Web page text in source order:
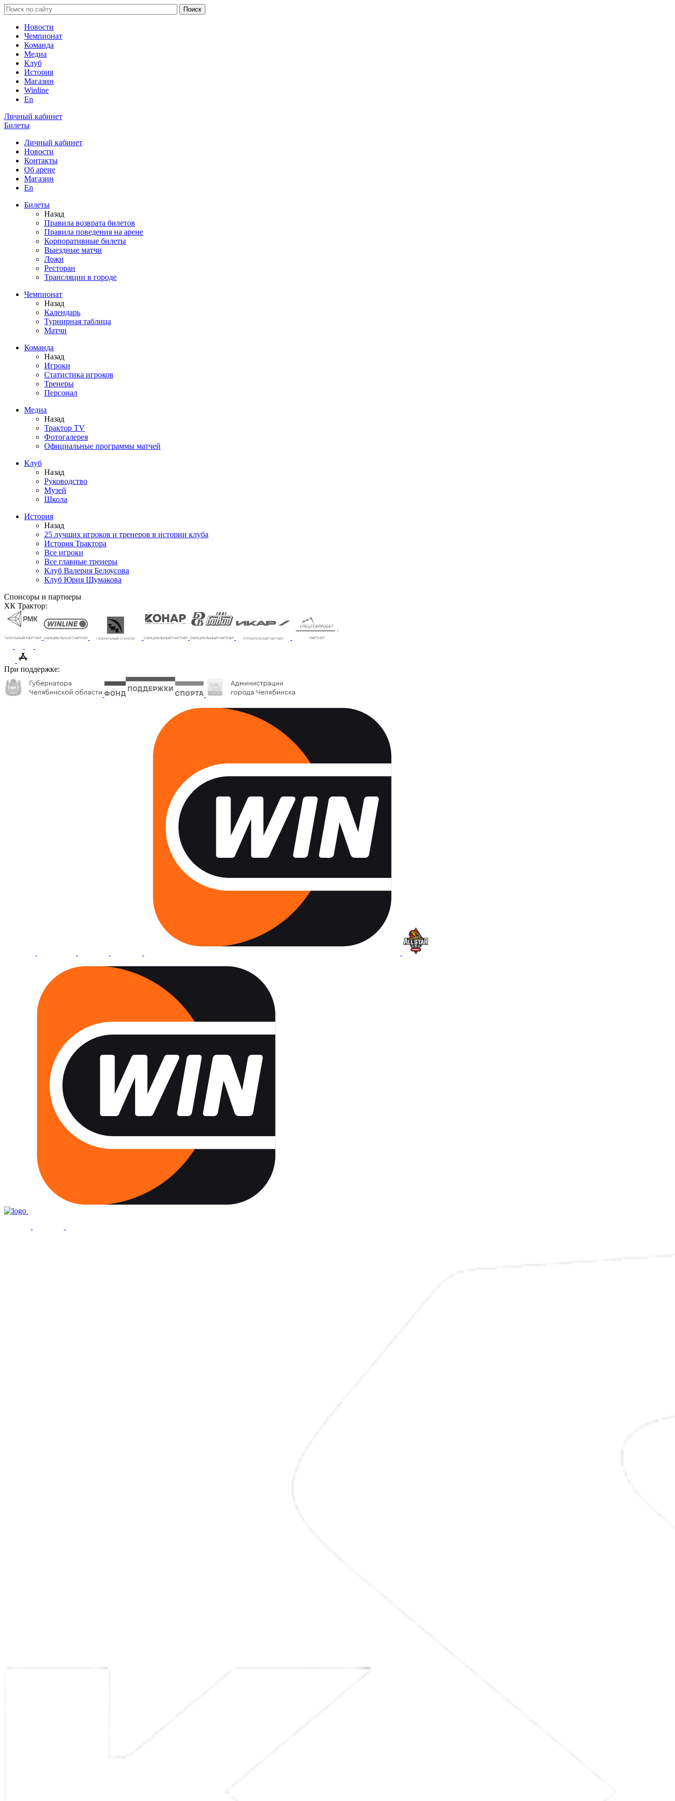
Новости
Чемпионат
Команда
Медиа
Клуб
История
Магазин
Winline
En
Личный кабинет
Билеты
Личный кабинет
Новости
Контакты
Об арене
Магазин
En
Билеты
Назад
Правила возврата билетов
Правила поведения на арене
Корпоративные билеты
Выездные матчи
Ложи
Ресторан
Трансляции в городе
Чемпионат
Назад
Календарь
Турнирная таблица
Матчи
Команда
Назад
Игроки
Статистика игроков
Тренеры
Персонал
Медиа
Назад
Трактор TV
Фотогалерея
Официальные программы матчей
Клуб
Назад
Руководство
Музей
Школа
История
Назад
25 лучших игроков и тренеров в истории клуба
История Трактора
Все игроки
Все главные тренеры
Клуб Валерия Белоусова
Клуб Юрия Шумакова
Спонсоры и партнеры
ХК Трактор:
При поддержке: